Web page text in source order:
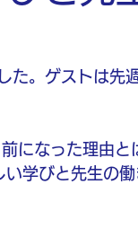
。ゲストは先
になった理由
学びと先生の